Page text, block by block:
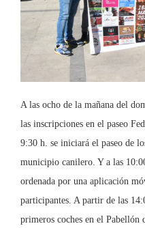
A las ocho de la mañana del
las inscripciones en el paseo
9:30 h. se iniciará el paseo de
municipio canilero. Y a las
ordenada por una aplicación
participantes. A partir de las
primeros coches en el Pabellón